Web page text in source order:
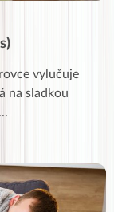
vylučuje
na sladkou
...